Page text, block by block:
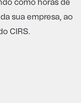
como horas de
sua empresa, ao
CIRS.